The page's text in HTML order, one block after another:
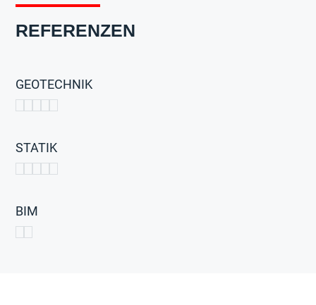
REFERENZEN
GEOTECHNIK
STATIK
BIM